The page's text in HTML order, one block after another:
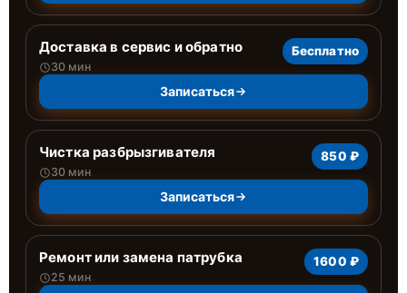
Доставка в сервис и обратно
30 мин
Бесплатно
Записаться
Чистка разбрызгивателя
30 мин
850 ₽
Записаться
Ремонт или замена патрубка
25 мин
1600 ₽